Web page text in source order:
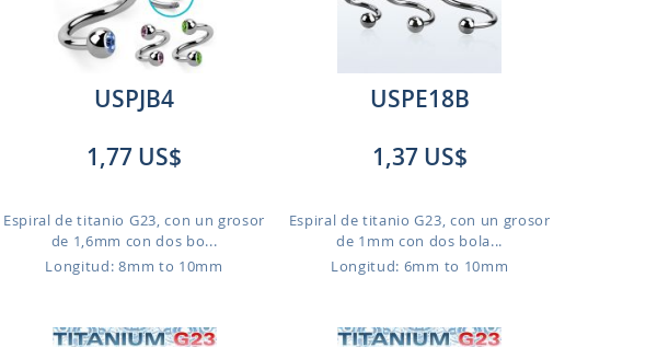
USPJB4
1,77 US$
Espiral de titanio G23, con un grosor
de 1,6mm con dos bo...
Longitud: 8mm to 10mm
USPE18B
1,37 US$
Espiral de titanio G23, con un grosor
de 1mm con dos bola...
Longitud: 6mm to 10mm